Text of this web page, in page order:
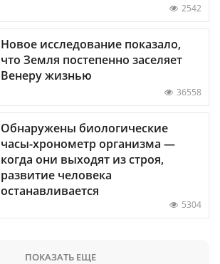
2542
Новое исследование показало,
что Земля постепенно заселяет
Венеру жизнью
36558
Обнаружены биологические
часы-хронометр организма —
когда они выходят из строя,
развитие человека
останавливается
5304
ПОКАЗАТЬ ЕЩЕ